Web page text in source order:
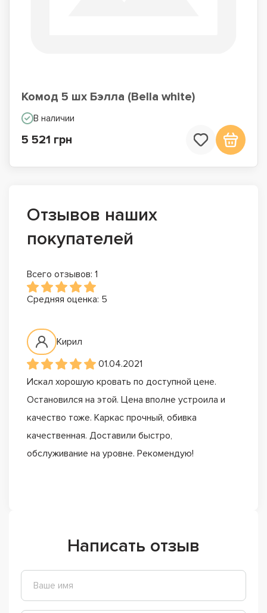
Комод 5 шх Бэлла (Bella white)
В наличии
5 521 грн
Отзывов наших
покупателей
Всего отзывов: 1
Средняя оценка: 5
Кирил
01.04.2021
Искал хорошую кровать по доступной цене.
Остановился на этой. Цена вполне устроила и
качество тоже. Каркас прочный, обивка
качественная. Доставили быстро,
обслуживание на уровне. Рекомендую!
Написать отзыв